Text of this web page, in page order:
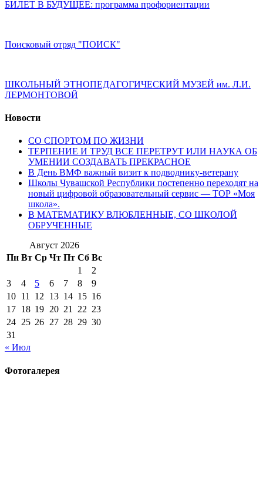
БИЛЕТ В БУДУЩЕЕ: программа профориентации
Поисковый отряд "ПОИСК"
ШКОЛЬНЫЙ ЭТНОПЕДАГОГИЧЕСКИЙ МУЗЕЙ им. Л.И.
ЛЕРМОНТОВОЙ
Новости
СО СПОРТОМ ПО ЖИЗНИ
ТЕРПЕНИЕ И ТРУД ВСЕ ПЕРЕТРУТ ИЛИ НАУКА ОБ
УМЕНИИ СОЗДАВАТЬ ПРЕКРАСНОЕ
В День ВМФ важный визит к подводнику-ветерану
Школы Чувашской Республики постепенно переходят на
новый цифровой образовательный сервис — ТОР «Моя
школа».
В МАТЕМАТИКУ ВЛЮБЛЕННЫЕ, СО ШКОЛОЙ
ОБРУЧЕННЫЕ
Август 2026
Пн Вт Ср Чт Пт Сб Вс
1
2
3
4 5 6 7 8
9
10 11 12 13 14 15 16
17 18 19 20 21 22 23
24 25 26 27 28 29 30
31
« Июл
Фотогалерея